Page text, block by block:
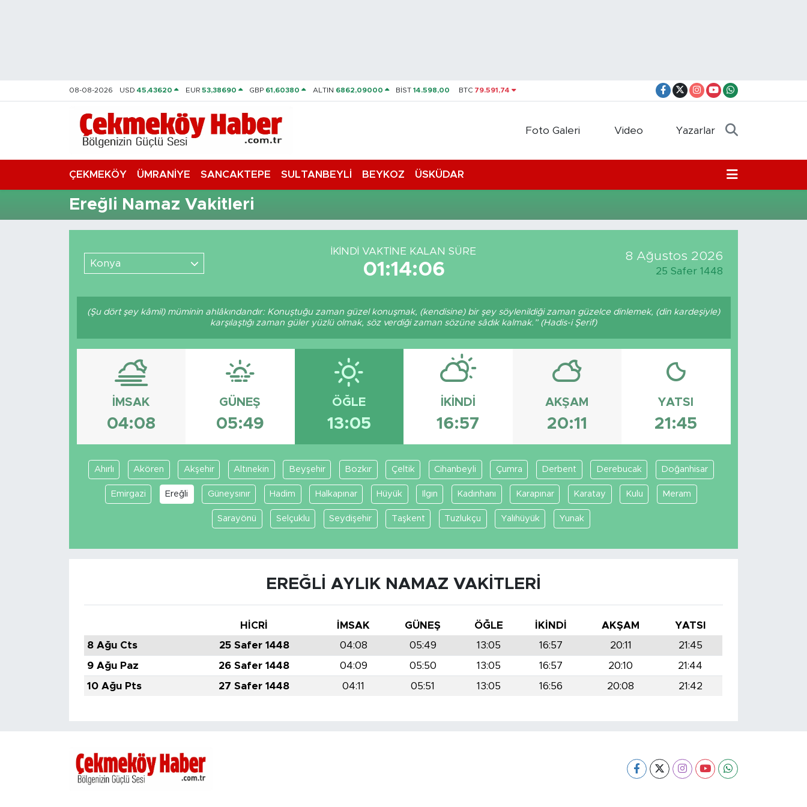
08-08-2026 USD45,43620 EUR 53,38690 GBP 61,60380 ALTIN 6862,09000 BİST14.598,00 BTC 79.591,74
Foto Galeri Video Yazarlar
ÇEKMEKÖY ÜMRANİYE SANCAKTEPE SULTANBEYLİ BEYKOZ ÜSKÜDAR
Ereğli Namaz Vakitleri
Konya
İKINDI VAKTİNE KALAN SÜRE
01:14:06
8 Ağustos 2026
25 Safer 1448
(Şu dört şey kâmil) müminin ahlâkındandır: Konuştuğu zaman güzel konuşmak, (kendisine) bir şey söylenildiği zaman güzelce dinlemek, (din kardeşiyle)
karşılaştığı zaman güler yüzlü olmak, söz verdiği zaman sözüne sâdık kalmak.” (Hadis-i Şerif)
İMSAK
04:08
GÜNEŞ
05:49
ÖĞLE
13:05
İKINDI
16:57
AKŞAM
20:11
YATSI
21:45
Ahırlı Akören Akşehir Altınekin Beyşehir Bozkır Çeltik Cihanbeyli Çumra Derbent Derebucak Doğanhisar
Emirgazi Ereğli Güneysınır Hadim Halkapınar Hüyük Ilgın Kadınhanı Karapınar Karatay Kulu Meram
Sarayönü Selçuklu Seydişehir Taşkent Tuzlukçu Yalıhüyük Yunak
EREĞLI AYLIK NAMAZ VAKITLERI
HİCRİ İMSAK GÜNEŞ ÖĞLE İKINDI AKŞAM
YATSI
8 Ağu Cts
25 Safer 1448 04:08 05:49 13:05 16:57 20:11
21:45
9 Ağu Paz
26 Safer 1448 04:09 05:50 13:05 16:57 20:10
21:44
10 Ağu Pts
27 Safer 1448 04:11 05:51 13:05 16:56 20:08 21:42
Trafik Durumu
Süper Lig Puan Durumu ve Fikstür
Tüm Manşetler
Son Dakika Haberleri
Haber Arşivi